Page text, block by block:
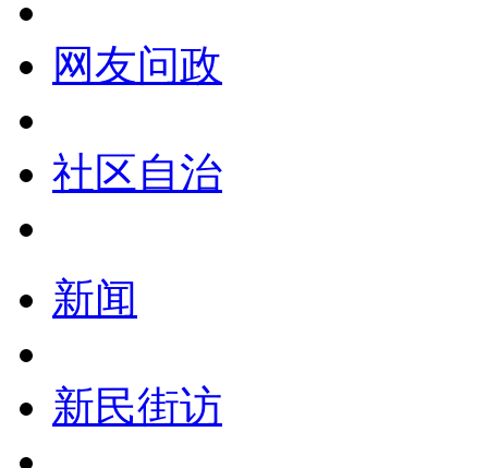
网友问政
社区自治
新闻
新民街访